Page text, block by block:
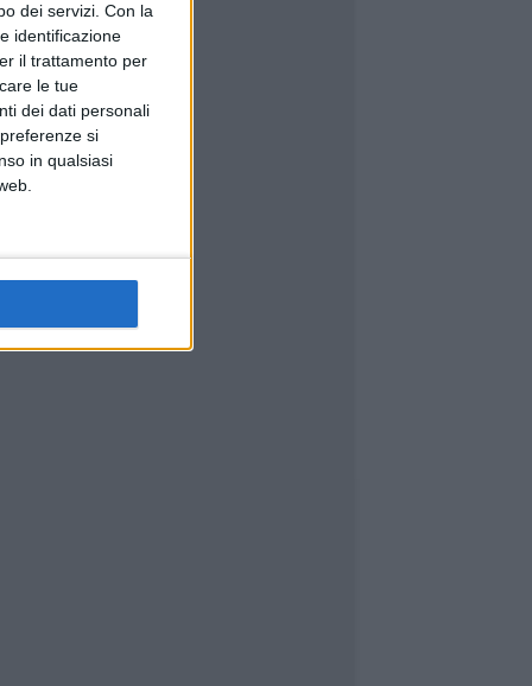
dei servizi. Con la
identificazione
il trattamento per
le tue
dei dati personali
si
in qualsiasi